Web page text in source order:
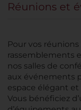
Réunions et
Pour vos
rassemblements
nos salles de
aux événements
espace élégant
Vous bénéficiez